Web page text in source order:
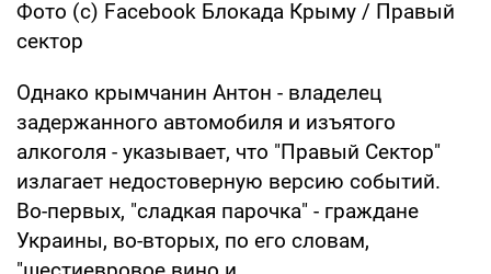
Фото (c) Facebook Блокада Крыму / Правый
сектор
Однако крымчанин Антон - владелец
задержанного автомобиля и изъятого
алкоголя - указывает, что "Правый Сектор"
излагает недостоверную версию событий.
Во-первых, "сладкая парочка" - граждане
Украины, во-вторых, по его словам,